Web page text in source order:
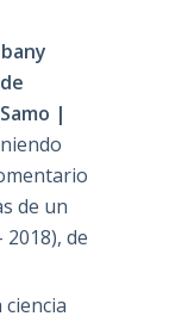
|
de un
de
ciencia